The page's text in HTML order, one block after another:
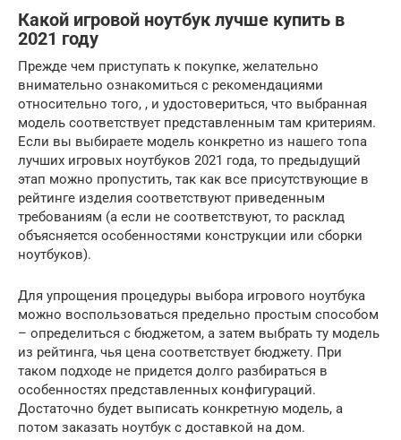
Какой игровой ноутбук лучше купить в
2021 году
Прежде чем приступать к покупке, желательно
внимательно ознакомиться с рекомендациями
относительно того, , и удостовериться, что выбранная
модель соответствует представленным там критериям.
Если вы выбираете модель конкретно из нашего топа
лучших игровых ноутбуков 2021 года, то предыдущий
этап можно пропустить, так как все присутствующие в
рейтинге изделия соответствуют приведенным
требованиям (а если не соответствуют, то расклад
объясняется особенностями конструкции или сборки
ноутбуков).
Для упрощения процедуры выбора игрового ноутбука
можно воспользоваться предельно простым способом
– определиться с бюджетом, а затем выбрать ту модель
из рейтинга, чья цена соответствует бюджету. При
таком подходе не придется долго разбираться в
особенностях представленных конфигураций.
Достаточно будет выписать конкретную модель, а
потом заказать ноутбук с доставкой на дом.